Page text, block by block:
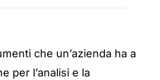
che un’azienda ha a
per l’analisi e la